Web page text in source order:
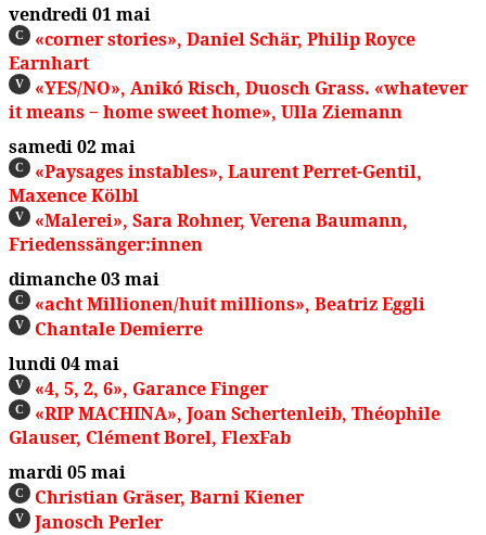
vendredi 01 mai
C
«corner stories», Daniel Schär, Philip Royce
Earnhart
V
«YES/NO», Anikó Risch, Duosch Grass. «whatever
it means − home sweet home», Ulla Ziemann
samedi 02 mai
C
«Paysages instables», Laurent Perret-Gentil,
Maxence Kölbl
V
«Malerei», Sara Rohner, Verena Baumann,
Friedenssänger:innen
dimanche 03 mai
C «acht Millionen/huit millions», Beatriz Eggli
V
Chantale Demierre
lundi 04 mai
V «4, 5, 2, 6», Garance Finger
C
«RIP MACHINA», Joan Schertenleib, Théophile
Glauser, Clément Borel, FlexFab
mardi 05 mai
C Christian Gräser, Barni Kiener
V
Janosch Perler